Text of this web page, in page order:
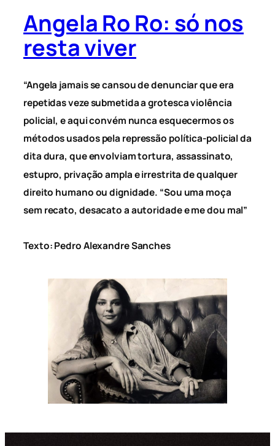
Angela Ro Ro: só nos
resta viver
“Angela jamais se cansou de denunciar que era
repetidas veze submetida a grotesca violência
policial, e aqui convém nunca esquecermos os
métodos usados pela repressão política-policial da
dita dura, que envolviam tortura, assassinato,
estupro, privação ampla e irrestrita de qualquer
direito humano ou dignidade. “Sou uma moça
sem recato, desacato a autoridade e me dou mal”
Texto: Pedro Alexandre Sanches